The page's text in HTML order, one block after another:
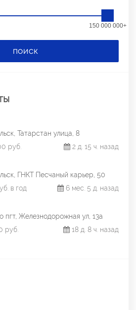
150 000 000+
ПОИСК
Татарстан улица, 8
руб.
2 д. 15 ч. назад
ГНКТ Песчаный карьер, 50
в год
6 мес. 5 д. назад
пгт, Железнодорожная ул, 13а
руб.
18 д. 8 ч. назад